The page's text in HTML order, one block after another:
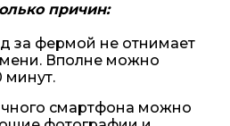
причин:
за фермой не отнимает
Вполне можно
минут.
смартфона можно